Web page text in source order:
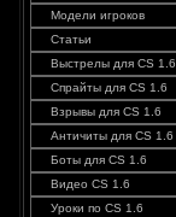
Модели игроков
Статьи
Выстрелы для CS 1.6
Спрайты для CS 1.6
Взрывы для CS 1.6
Античиты для CS 1.6
Боты для CS 1.6
Видео CS 1.6
Уроки по CS 1.6